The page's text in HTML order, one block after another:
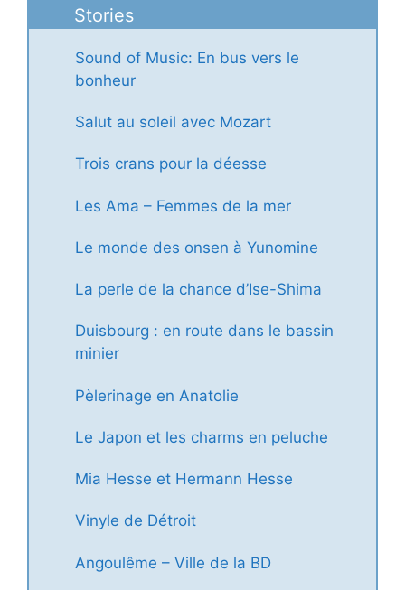
Stories
Sound of Music: En bus vers le
bonheur
Salut au soleil avec Mozart
Trois crans pour la déesse
Les Ama – Femmes de la mer
Le monde des onsen à Yunomine
La perle de la chance d’Ise-Shima
Duisbourg : en route dans le bassin
minier
Pèlerinage en Anatolie
Le Japon et les charms en peluche
Mia Hesse et Hermann Hesse
Vinyle de Détroit
Angoulême – Ville de la BD